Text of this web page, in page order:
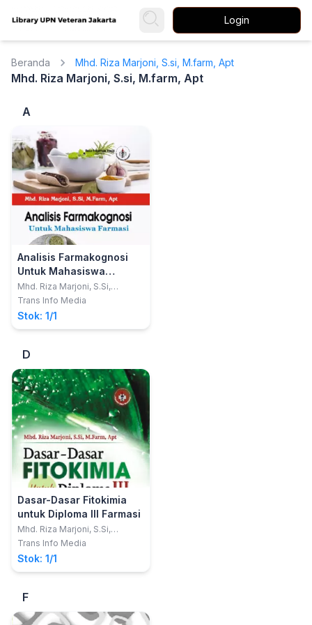
Login
Beranda Mhd. Riza Marjoni, S.si, M.farm, Apt
Mhd. Riza Marjoni, S.si, M.farm, Apt
A
Analisis Farmakognosi
Untuk Mahasiswa
Farmasi
Mhd. Riza Marjoni, S.Si,
M.Farm, Apt
Trans Info Media
Stok: 1/1
D
Dasar-Dasar Fitokimia
untuk Diploma III Farmasi
Mhd. Riza Marjoni, S.Si,
M.Farm, Apt
Trans Info Media
Stok: 1/1
F